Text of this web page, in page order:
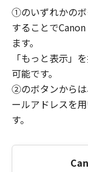
①のいずれかのボ
することで
ます。
「もっと表示」
可能です。
②のボタンからは
ールアドレスを
す。